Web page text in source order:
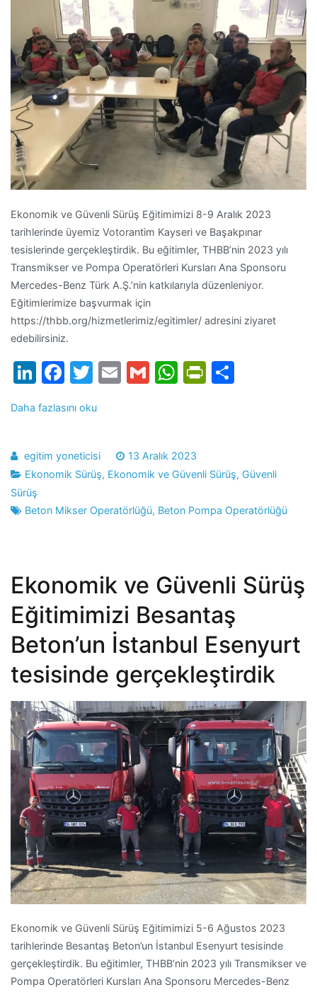
Ekonomik ve Güvenli Sürüş Eğitimimizi 8-9 Aralık 2023
tarihlerinde üyemiz Votorantim Kayseri ve Başakpınar
tesislerinde gerçekleştirdik. Bu eğitimler, THBB’nin 2023 yılı
Transmikser ve Pompa Operatörleri Kursları Ana Sponsoru
Mercedes-Benz Türk A.Ş.’nin katkılarıyla düzenleniyor.
Eğitimlerimize başvurmak için
https://thbb.org/hizmetlerimiz/egitimler/ adresini ziyaret
edebilirsiniz.
LinkedIn
Facebook
Twitter
EmailGmailWhatsApp
Daha fazlasını oku
egitim yoneticisi
13 Aralık 2023
Ekonomik Sürüş, Ekonomik ve Güvenli Sürüş, Güvenli
Sürüş
Beton Mikser Operatörlüğü, Beton Pompa Operatörlüğü
Ekonomik ve Güvenli Sürüş
Eğitimimizi Besantaş
Beton’un İstanbul Esenyurt
tesisinde gerçekleştirdik
Ekonomik ve Güvenli Sürüş Eğitimimizi 5-6 Ağustos 2023
tarihlerinde Besantaş Beton’un İstanbul Esenyurt tesisinde
gerçekleştirdik. Bu eğitimler, THBB’nin 2023 yılı Transmikser ve
Pompa Operatörleri Kursları Ana Sponsoru Mercedes-Benz